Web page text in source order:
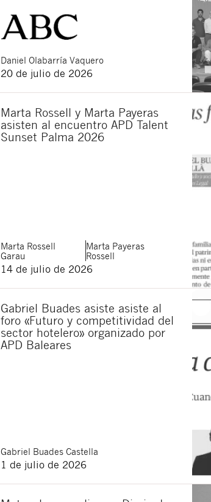
Daniel Olabarría Vaquero
20 de julio de 2026
Marta Rossell y Marta Payeras
asisten al encuentro APD Talent
Sunset Palma 2026
Marta Rossell
Garau
Marta Payeras
Rossell
14 de julio de 2026
Gabriel Buades asiste asiste al
foro «Futuro y competitividad del
sector hotelero» organizado por
APD Baleares
Gabriel Buades Castella
1 de julio de 2026